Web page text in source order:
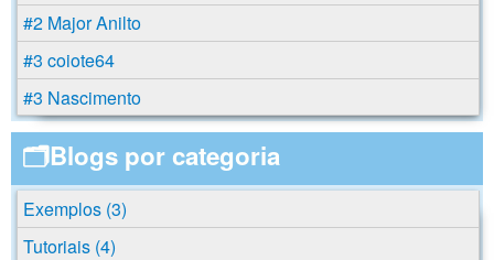
#2 Major Anilto
#3 coiote64
#3 Nascimento
🗂️Blogs por categoria
Exemplos (3)
Tutoriais (4)